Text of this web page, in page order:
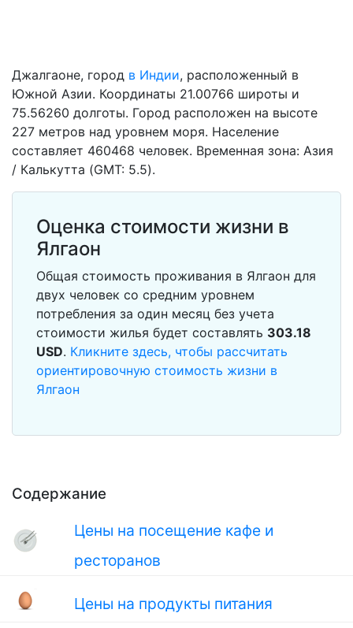
Содержание
Цены на посещение кафе и
ресторанов
Цены на продукты питания
Джалгаоне, город в Индии, расположенный в
Южной Азии. Координаты 21.00766 широты и
75.56260 долготы. Город расположен на высоте
227 метров над уровнем моря. Население
составляет 460468 человек. Временная зона: Азия
/ Калькутта (GMT: 5.5).
Оценка стоимости жизни в
Ялгаон
Общая стоимость проживания в Ялгаон для
двух человек со средним уровнем
потребления за один месяц без учета
стоимости жилья будет составлять 303.18
USD. Кликните здесь, чтобы рассчитать
ориентировочную стоимость жизни в
Ялгаон